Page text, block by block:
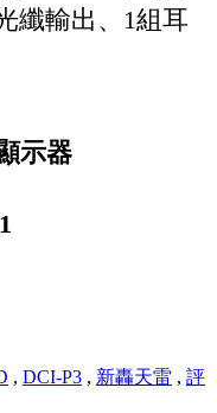
纖輸出、1組耳
示器
, DCI-P3 , 新轟天雷 , 評